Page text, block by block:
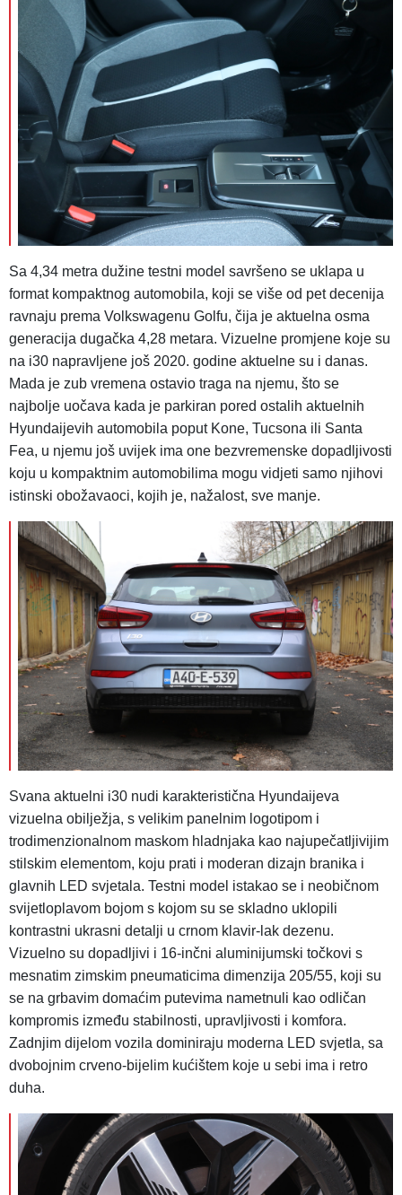
Sa 4,34 metra dužine testni model savršeno se uklapa u
format kompaktnog automobila, koji se više od pet decenija
ravnaju prema Volkswagenu Golfu, čija je aktuelna osma
generacija dugačka 4,28 metara. Vizuelne promjene koje su
na i30 napravljene još 2020. godine aktuelne su i danas.
Mada je zub vremena ostavio traga na njemu, što se
najbolje uočava kada je parkiran pored ostalih aktuelnih
Hyundaijevih automobila poput Kone, Tucsona ili Santa
Fea, u njemu još uvijek ima one bezvremenske dopadljivosti
koju u kompaktnim automobilima mogu vidjeti samo njihovi
istinski obožavaoci, kojih je, nažalost, sve manje.
Svana aktuelni i30 nudi karakteristična Hyundaijeva
vizuelna obilježja, s velikim panelnim logotipom i
trodimenzionalnom maskom hladnjaka kao najupečatljivijim
stilskim elementom, koju prati i moderan dizajn branika i
glavnih LED svjetala. Testni model istakao se i neobičnom
svijetloplavom bojom s kojom su se skladno uklopili
kontrastni ukrasni detalji u crnom klavir-lak dezenu.
Vizuelno su dopadljivi i 16-inčni aluminijumski točkovi s
mesnatim zimskim pneumaticima dimenzija 205/55, koji su
se na grbavim domaćim putevima nametnuli kao odličan
kompromis između stabilnosti, upravljivosti i komfora.
Zadnjim dijelom vozila dominiraju moderna LED svjetla, sa
dvobojnim crveno-bijelim kućištem koje u sebi ima i retro
duha.